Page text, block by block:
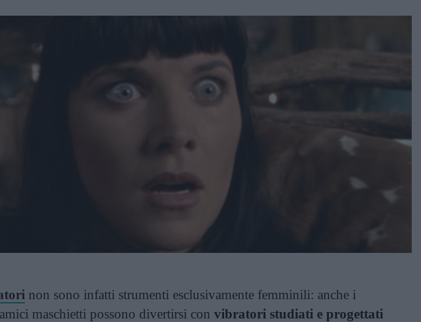
non sono infatti strumenti esclusivamente femminili: anche i
maschietti possono divertirsi con vibratori studiati e progettati